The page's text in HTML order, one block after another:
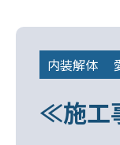
内装解体
≪施工